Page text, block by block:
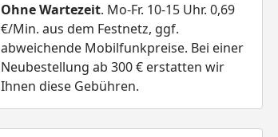
Ohne Wartezeit. Mo-Fr. 10-15 Uhr. 0,69
€/Min. aus dem Festnetz, ggf.
abweichende Mobilfunkpreise. Bei einer
Neubestellung ab 300 € erstatten wir
Ihnen diese Gebühren.